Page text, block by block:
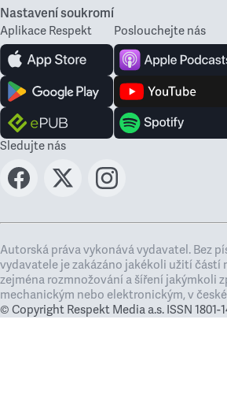
Nastavení soukromí
Aplikace Respekt Poslouchejte nás
Sledujte nás
Autorská práva vykonává vydavatel. Bez
vydavatele je zakázáno jakékoli užití částí
zejména rozmnožování a šíření jakýmkoli
mechanickým nebo elektronickým, v
© Copyright Respekt Media a.s. ISSN 1801-